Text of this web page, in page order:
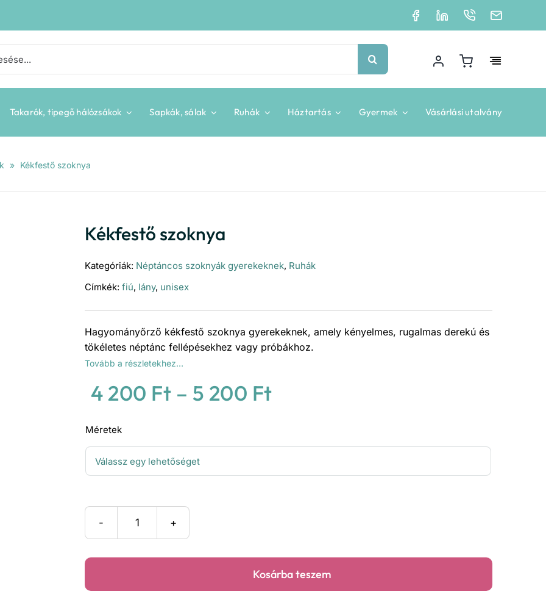
Takarók, tipegő hálózsákok Sapkák, sálak Ruhák Háztartás Gyermek Vásárlási utalvány
» Kékfestő szoknya
Kékfestő szoknya
Kategóriák: Néptáncos szoknyák gyerekeknek, Ruhák
Címkék:fiú, lány, unisex
Hagyományőrző kékfestő szoknya gyerekeknek, amely kényelmes, rugalmas derekú és
tökéletes néptánc fellépésekhez vagy próbákhoz.
Tovább a részletekhez…
4 200 Ft – 5 200 FtÁrtartomány:
200 Ft
Méretek
Kékfestő
Kosárba teszem